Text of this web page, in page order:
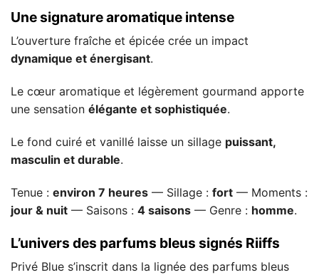
Une signature aromatique intense
L’ouverture fraîche et épicée crée un impact
dynamique et énergisant.
Le cœur aromatique et légèrement gourmand apporte
une sensation élégante et sophistiquée.
Le fond cuiré et vanillé laisse un sillage puissant,
masculin et durable.
Tenue : environ 7 heures — Sillage : fort — Moments :
jour & nuit — Saisons : 4 saisons — Genre : homme.
L’univers des parfums bleus signés Riiffs
Privé Blue s’inscrit dans la lignée des parfums bleus